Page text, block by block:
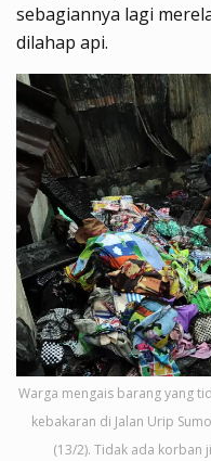
sebagiannya lagi
dilahap api.
Warga mengais barang yang
kebakaran di Jalan Urip
(13/2). Tidak ada korban